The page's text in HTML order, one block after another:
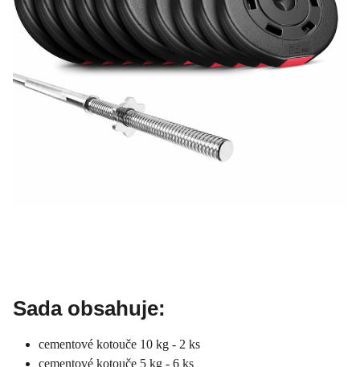
Sada obsahuje:
cementové kotouče 10 kg - 2 ks
cementové kotouče 5 kg - 6 ks